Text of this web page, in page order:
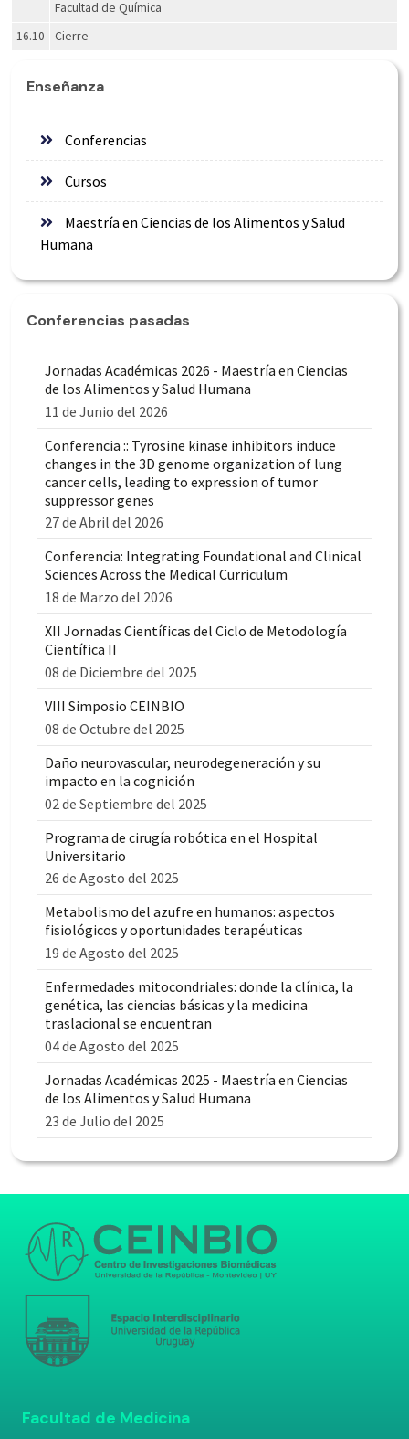
Facultad de Química
16.10
Cierre
Enseñanza
Conferencias
Cursos
Maestría en Ciencias de los Alimentos y Salud
Humana
Conferencias pasadas
Jornadas Académicas 2026 - Maestría en Ciencias
de los Alimentos y Salud Humana
11 de Junio del 2026
Conferencia :: Tyrosine kinase inhibitors induce
changes in the 3D genome organization of lung
cancer cells, leading to expression of tumor
suppressor genes
27 de Abril del 2026
Conferencia: Integrating Foundational and Clinical
Sciences Across the Medical Curriculum
18 de Marzo del 2026
XII Jornadas Científicas del Ciclo de Metodología
Científica II
08 de Diciembre del 2025
VIII Simposio CEINBIO
08 de Octubre del 2025
Daño neurovascular, neurodegeneración y su
impacto en la cognición
02 de Septiembre del 2025
Programa de cirugía robótica en el Hospital
Universitario
26 de Agosto del 2025
Metabolismo del azufre en humanos: aspectos
fisiológicos y oportunidades terapéuticas
19 de Agosto del 2025
Enfermedades mitocondriales: donde la clínica, la
genética, las ciencias básicas y la medicina
traslacional se encuentran
04 de Agosto del 2025
Jornadas Académicas 2025 - Maestría en Ciencias
de los Alimentos y Salud Humana
23 de Julio del 2025
Facultad de Medicina